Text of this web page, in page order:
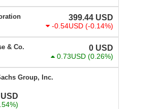
399.44 USD
-0.54USD (-0.14%)
& Co. 0 USD
0.73USD (0.26%)
Group, Inc.
USD